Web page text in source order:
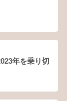
年を乗り切